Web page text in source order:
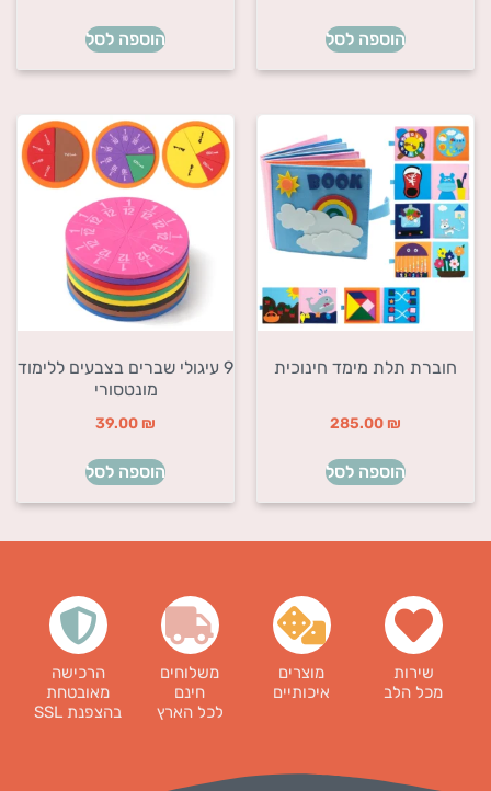
הוספה לסל הוספה לסל
חוברת תלת מימד חינוכית
285.00 ₪
הוספה לסל
9 עיגולי שברים בצבעים ללימוד
מונטסורי
39.00 ₪
הוספה לסל
שירות
מכל הלב
מוצרים
איכותיים
משלוחים
חינם
לכל הארץ
הרכישה
מאובטחת
בהצפנת SSL